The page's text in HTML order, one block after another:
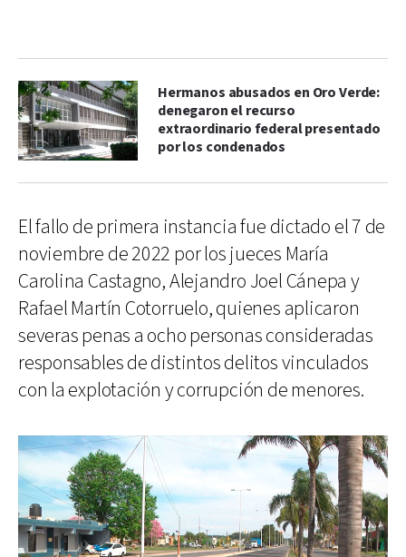
Hermanos abusados en Oro Verde:
denegaron el recurso
extraordinario federal presentado
por los condenados
El fallo de primera instancia fue dictado el 7 de
noviembre de 2022 por los jueces María
Carolina Castagno, Alejandro Joel Cánepa y
Rafael Martín Cotorruelo, quienes aplicaron
severas penas a ocho personas consideradas
responsables de distintos delitos vinculados
con la explotación y corrupción de menores.